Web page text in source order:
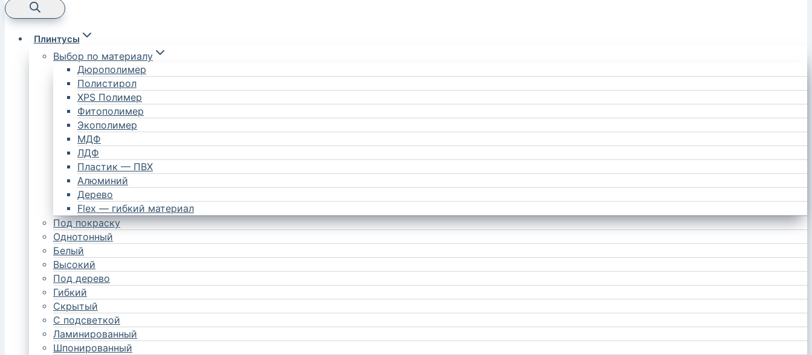
Плинтусы
Выбор по материалу
Дюрополимер
Полистирол
XPS Полимер
Фитополимер
Экополимер
МДФ
ЛДФ
Пластик — ПВХ
Алюминий
Дерево
Flex — гибкий материал
Под покраску
Однотонный
Белый
Высокий
Под дерево
Гибкий
Скрытый
С подсветкой
Ламинированный
Шпонированный